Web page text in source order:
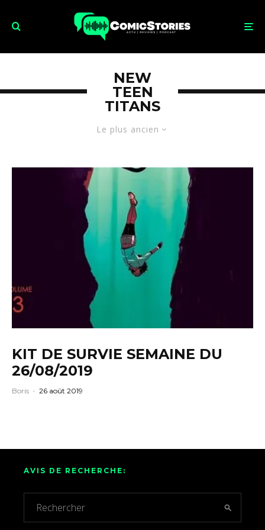
Le plus ancien
NEW
TEEN
TITANS
KIT DE SURVIE SEMAINE DU
26/08/2019
Boris · 26 août 2019
AVIS DE RECHERCHE: